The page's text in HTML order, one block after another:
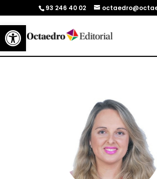
Abrir barra de herramientas
93 246 40 02